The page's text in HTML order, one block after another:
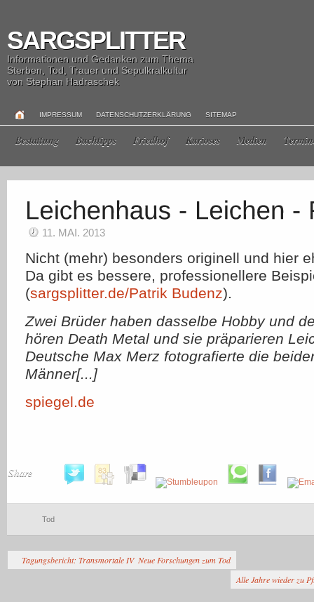
SARGSPLITTER
Informationen und Gedanken zum Thema
Sterben, Tod, Trauer und Sepulkralkultur
von Stephan Hadraschek
IMPRESSUM DATENSCHUTZERKLÄRUNG SITEMAP
Bestattung Buchtipps Friedhof Kurioses Medien
11. MAI. 2013
Nicht (mehr) besonders originell und hier
Da gibt es bessere, professionellere
(sargsplitter.de/Patrik Budenz).
Zwei Brüder haben dasselbe Hobby und
hören Death Metal und sie präparieren
Deutsche Max Merz fotografierte die
Männer[...]
spiegel.de
Share
Tod
Tagungsbericht: Transmortale IV  Neue Forschungen zum Tod
Alle Jahre wieder zu